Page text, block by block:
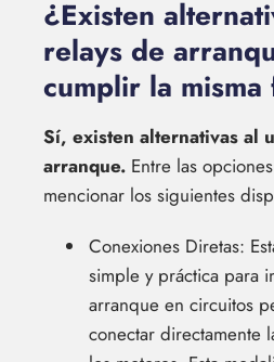
¿Existen
relays de
cumplir la
Sí, existen alternativas al
arranque. Entre las
mencionar los siguientes
Conexiones Diretas:
simple y práctica para
arranque en circuitos
conectar directamente